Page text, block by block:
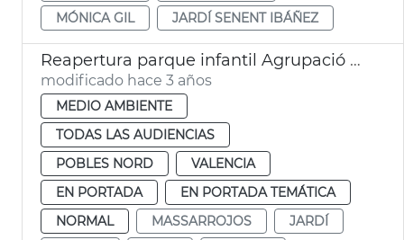
MÓNICA GIL
JARDÍ SENENT IBÁÑEZ
Reapertura parque infantil Agrupació Musical de Massarrojos
modificado hace 3 años
MEDIO AMBIENTE
TODAS LAS AUDIENCIAS
POBLES NORD
VALENCIA
EN PORTADA
EN PORTADA TEMÁTICA
NORMAL
MASSARROJOS
JARDÍ